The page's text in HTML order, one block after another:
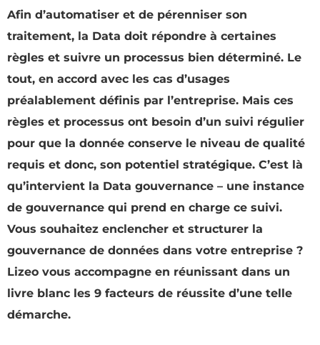
Afin d’automatiser et de pérenniser son
traitement, la Data doit répondre à certaines
règles et suivre un processus bien déterminé. Le
tout, en accord avec les cas d’usages
préalablement définis par l’entreprise. Mais ces
règles et processus ont besoin d’un suivi régulier
pour que la donnée conserve le niveau de qualité
requis et donc, son potentiel stratégique. C’est là
qu’intervient la Data gouvernance – une instance
de gouvernance qui prend en charge ce suivi.
Vous souhaitez enclencher et structurer la
gouvernance de données dans votre entreprise ?
Lizeo vous accompagne en réunissant dans un
livre blanc les 9 facteurs de réussite d’une telle
démarche.